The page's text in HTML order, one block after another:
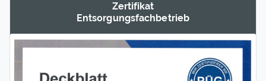
Zertifikat
Entsorgungs­fachbetrieb